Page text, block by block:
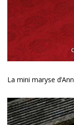
La mini maryse